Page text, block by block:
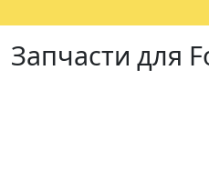
Запчасти для